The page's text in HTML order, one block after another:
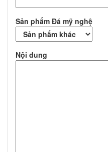
Sản phẩm Đá mỹ nghệ
Nội dung